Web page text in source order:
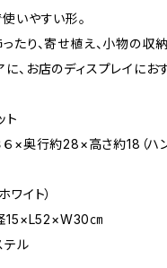
いやすい形。
たり、寄せ植え、小物の収
、お店のディスプレイにお
ト
×奥行約28×高さ約18（ハ
イト）
㎝
ル